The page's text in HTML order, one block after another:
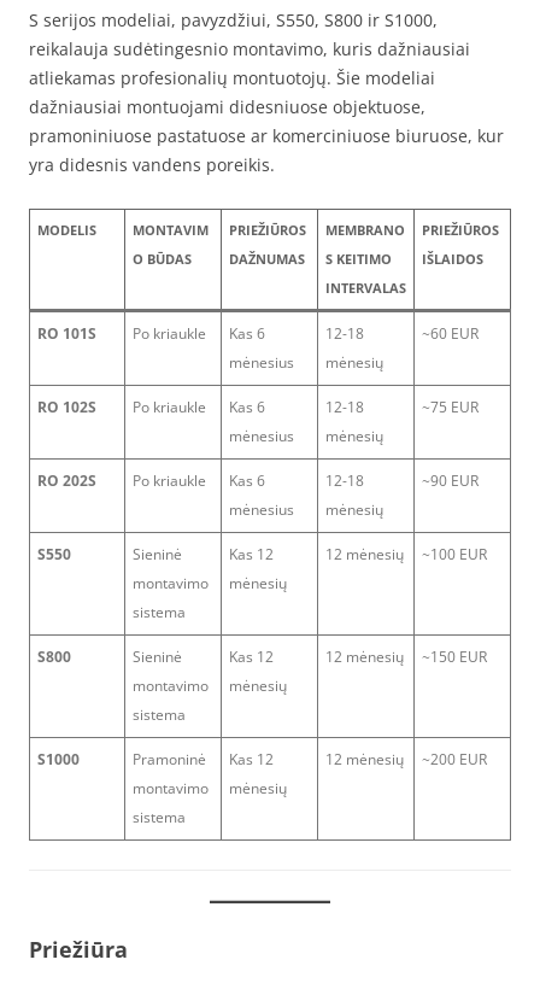
S serijos modeliai, pavyzdžiui, S550, S800 ir S1000,
reikalauja sudėtingesnio montavimo, kuris dažniausiai
atliekamas profesionalių montuotojų. Šie modeliai
dažniausiai montuojami didesniuose objektuose,
pramoniniuose pastatuose ar komerciniuose biuruose, kur
yra didesnis vandens poreikis.
MODELIS
MONTAVIM
O BŪDAS
PRIEŽIŪROS
DAŽNUMAS
MEMBRANO
S KEITIMO
INTERVALAS
PRIEŽIŪROS
IŠLAIDOS
RO 101S Po kriaukle
Kas 6
mėnesius
12-18
mėnesių
~60 EUR
RO 102S Po kriaukle
Kas 6
mėnesius
12-18
mėnesių
~75 EUR
RO 202S Po kriaukle
Kas 6
mėnesius
12-18
mėnesių
~90 EUR
S550
Sieninė
montavimo
sistema
Kas 12
mėnesių
12 mėnesių ~100 EUR
S800
Sieninė
montavimo
sistema
Kas 12
mėnesių
12 mėnesių ~150 EUR
S1000
Pramoninė
montavimo
sistema
Kas 12
mėnesių
12 mėnesių ~200 EUR
Priežiūra